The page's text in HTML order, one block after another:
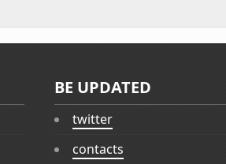
BE UPDATED
twitter
contacts